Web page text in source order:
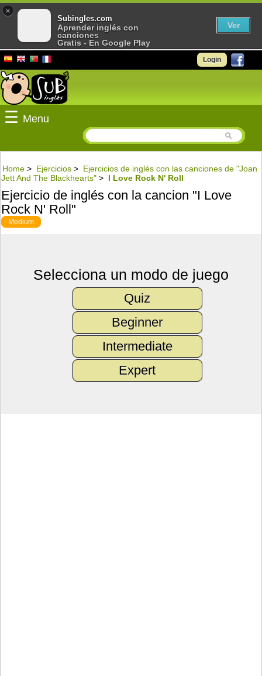
Login
☰ Menu
Home > Ejercicios > Ejercicios de inglés con las canciones de "Joan
Jett And The Blackhearts" > I Love Rock N' Roll
Ejercicio de inglés con la cancion "I Love
Rock N' Roll"
Medium
Selecciona un modo de juego
Quiz
Beginner
Intermediate
Expert
×
Subingles.com
Aprender inglés con
canciones
Gratis - En Google Play
Ver